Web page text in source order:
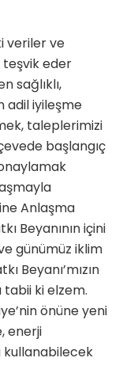
veriler ve
teşvik eder
sağlıklı,
adil iyileşme
taleplerimizi
başlangıç
Anlaşma
Beyanının içini
günümüz iklim
Beyanı’mızın
ki elzem.
önüne yeni
enerji
kullanabilecek